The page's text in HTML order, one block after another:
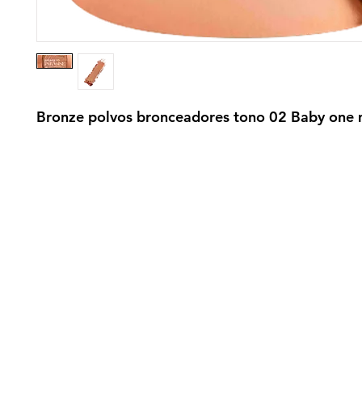
Bronze polvos bronceadores tono 02 Baby one